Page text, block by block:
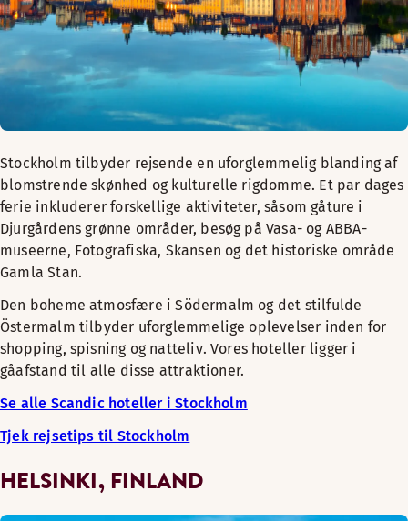
Stockholm tilbyder rejsende en uforglemmelig blanding af
blomstrende skønhed og kulturelle rigdomme. Et par dages
ferie inkluderer forskellige aktiviteter, såsom gåture i
Djurgårdens grønne områder, besøg på Vasa- og ABBA-
museerne, Fotografiska, Skansen og det historiske område
Gamla Stan.
Den boheme atmosfære i Södermalm og det stilfulde
Östermalm tilbyder uforglemmelige oplevelser inden for
shopping, spisning og natteliv. Vores hoteller ligger i
gåafstand til alle disse attraktioner.
Se alle Scandic hoteller i Stockholm
Tjek rejsetips til Stockholm
HELSINKI, FINLAND